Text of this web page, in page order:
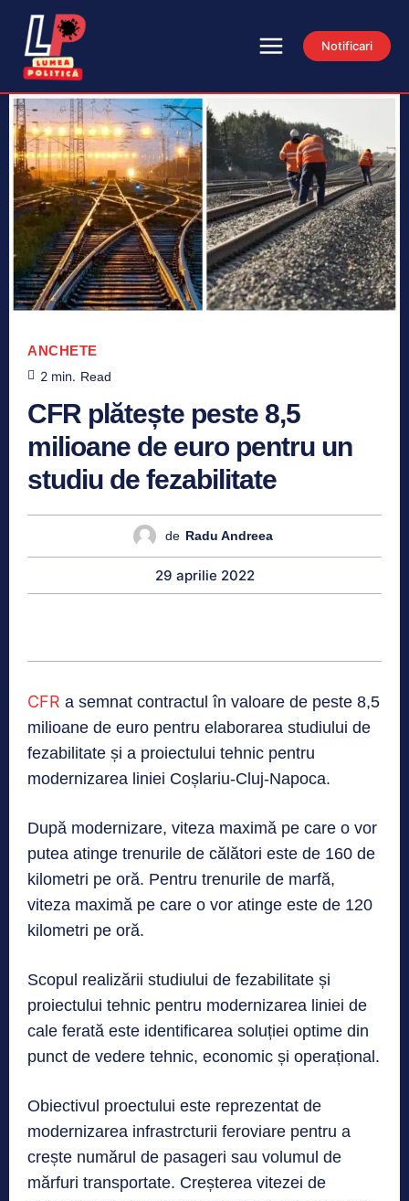
Notificari
ANCHETE
2 min. Read
CFR plătește peste 8,5
milioane de euro pentru un
studiu de fezabilitate
de Radu Andreea
29 aprilie 2022
CFR a semnat contractul în valoare de peste 8,5
milioane de euro pentru elaborarea studiului de
fezabilitate și a proiectului tehnic pentru
modernizarea liniei Coșlariu-Cluj-Napoca.
După modernizare, viteza maximă pe care o vor
putea atinge trenurile de călători este de 160 de
kilometri pe oră. Pentru trenurile de marfă,
viteza maximă pe care o vor atinge este de 120
kilometri pe oră.
Scopul realizării studiului de fezabilitate și
proiectului tehnic pentru modernizarea liniei de
cale ferată este identificarea soluției optime din
punct de vedere tehnic, economic și operațional.
Obiectivul proectului este reprezentat de
modernizarea infrastrcturii feroviare pentru a
crește numărul de pasageri sau volumul de
mărfuri transportate. Creșterea vitezei de